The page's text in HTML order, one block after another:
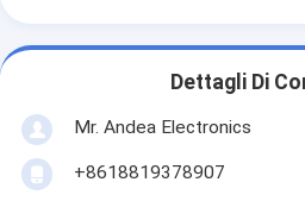
Dettagli Di
Mr. Andea Electronics
+8618819378907